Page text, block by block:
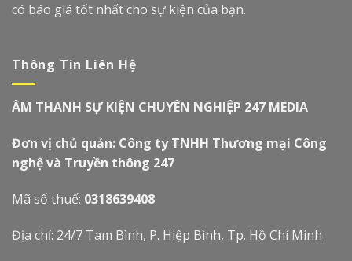
có báo giá tốt nhất cho sự kiện của bạn.
Thông Tin Liên Hệ
ÂM THANH SỰ KIỆN CHUYÊN NGHIỆP 247 MEDIA
Đơn vị chủ quản: Công ty TNHH Thương mại Công
nghệ và Truyền thông 247
Mã số thuế: 0318639408
Địa chỉ: 24/7 Tam Bình, P. Hiệp Bình, Tp. Hồ Chí Minh